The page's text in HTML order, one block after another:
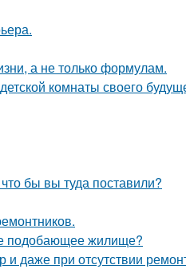
а не только формулам.
комнаты своего
бы вы туда поставили?
подобающее жилище?
даже при отсутствии